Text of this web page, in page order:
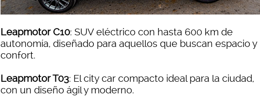
Leapmotor C10: SUV eléctrico con hasta 600 km de
autonomía, diseñado para aquellos que buscan espacio y
confort.
Leapmotor T03: El city car compacto ideal para la ciudad,
con un diseño ágil y moderno.